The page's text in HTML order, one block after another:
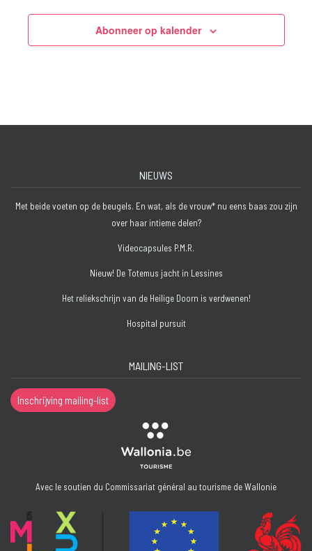
Abonneer op kalender
NIEUWS
Met beide voeten op de beugels. En wat, als de vrouw* nu eens baas zou zijn
over haar intieme delen?
Videocapsules P.M.R.
Nieuw! De Totemus jacht in Lessines
Het reliekschrijn van de Heilige Doorn is verdwenen!
Hospital pursuit
MAILING-LIST
Inschrijving mailing-list
Avec le soutien du Commissariat général au tourisme de Wallonie